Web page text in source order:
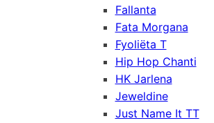
Fallanta
Fata Morgana
Fyoliëta T
Hip Hop Chanti
HK Jarlena
Jeweldine
Just Name It TT